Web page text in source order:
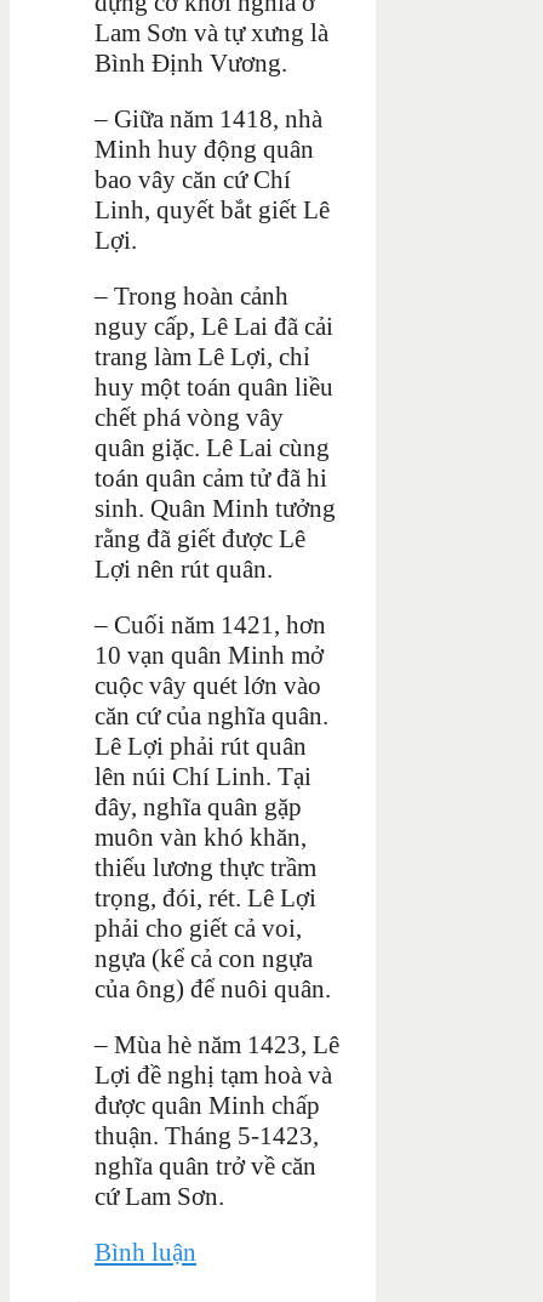
Lam Sơn và tự xưng là
Bình Định Vương.
– Giữa năm 1418, nhà
Minh huy động quân
bao vây căn cứ Chí
Linh, quyết bắt giết Lê
Lợi.
– Trong hoàn cảnh
nguy cấp, Lê Lai đã cải
trang làm Lê Lợi, chỉ
huy một toán quân liều
chết phá vòng vây
quân giặc. Lê Lai cùng
toán quân cảm tử đã hi
sinh. Quân Minh tưởng
rằng đã giết được Lê
Lợi nên rút quân.
– Cuối năm 1421, hơn
10 vạn quân Minh mở
cuộc vây quét lớn vào
căn cứ của nghĩa quân.
Lê Lợi phải rút quân
lên núi Chí Linh. Tại
đây, nghĩa quân gặp
muôn vàn khó khăn,
thiếu lương thực trầm
trọng, đói, rét. Lê Lợi
phải cho giết cả voi,
ngựa (kể cả con ngựa
của ông) để nuôi quân.
– Mùa hè năm 1423, Lê
Lợi đề nghị tạm hoà và
được quân Minh chấp
thuận. Tháng 5-1423,
nghĩa quân trở về căn
cứ Lam Sơn.
Bình luận